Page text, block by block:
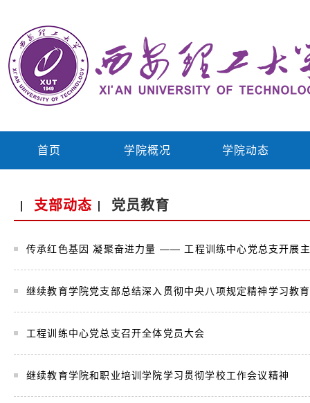
首页 学院概况 学院动态
支部动态 党员教育
.
传承红色基因 凝聚奋进力量 —— 工程训练中心党总支开展
.
继续教育学院党支部总结深入贯彻中央八项规定精神学习教育
.
工程训练中心党总支召开全体党员大会
.
继续教育学院和职业培训学院学习贯彻学校工作会议精神